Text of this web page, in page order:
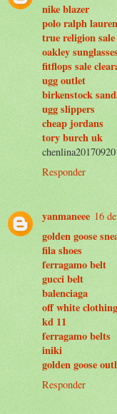
nike blazer
polo ralph lauren
true religion sale
oakley
fitflops sale
ugg outlet
birkenstock
ugg slippers
cheap jordans
tory burch uk
chenlina20170920
Responder
yanmaneee 16
golden goose
fila shoes
ferragamo belt
gucci belt
balenciaga
off white clothing
kd 11
ferragamo belts
iniki
golden goose
Responder